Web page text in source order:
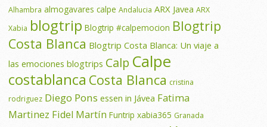
Alhambra almogavares calpe Andalucia ARX Javea ARX
Xabia blogtrip Blogtrip #calpemocion Blogtrip
Costa Blanca Blogtrip Costa Blanca: Un viaje a
las emociones blogtrips Calp Calpe
costablanca Costa Blanca cristina
rodriguez Diego Pons essen in Jávea Fatima
Martinez Fidel Martín Funtrip xabia365 Granada